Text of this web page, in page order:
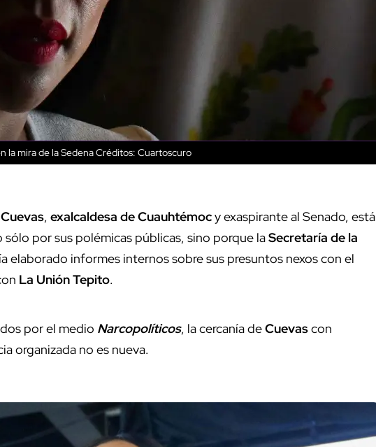
la mira de la SedenaCréditos: Cuartoscuro
, exalcaldesa de Cuauhtémocy exaspirante al Senado, está
por sus polémicas públicas, sino porque laSecretaría de la
elaborado informes internos sobre sus presuntos nexos con el
La Unión Tepito.
por el medio Narcopolíticos, la cercanía deCuevascon
organizada no es nueva.